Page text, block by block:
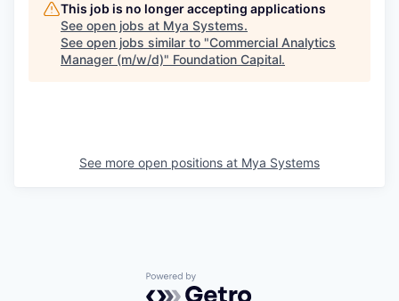
This job is no longer accepting applications
See open jobs at Mya Systems.
See open jobs similar to "Commercial Analytics
Manager (m/w/d)" Foundation Capital.
See more open positions at Mya Systems
Powered by Getro.com